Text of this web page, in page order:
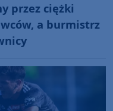
przez ciężki
a burmistrz